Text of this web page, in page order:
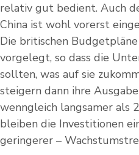
relativ gut bedient. Auch
China ist wohl vorerst
Die britischen
vorgelegt, so dass die
sollten, was auf sie
steigern dann ihre
wenngleich langsamer als
bleiben die Investitionen
geringerer –